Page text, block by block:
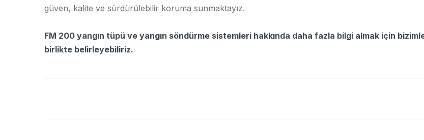
güven, kalite ve sürdürülebilir koruma sunmaktayız.
FM 200 yangın tüpü ve yangın söndürme sistemleri hakkında daha fazla bilgi almak için
birlikte belirleyebiliriz.